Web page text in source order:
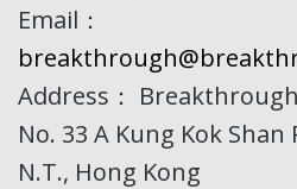
Email：
Address：
No. 33 A Kung Kok Shan
N.T., Hong Kong